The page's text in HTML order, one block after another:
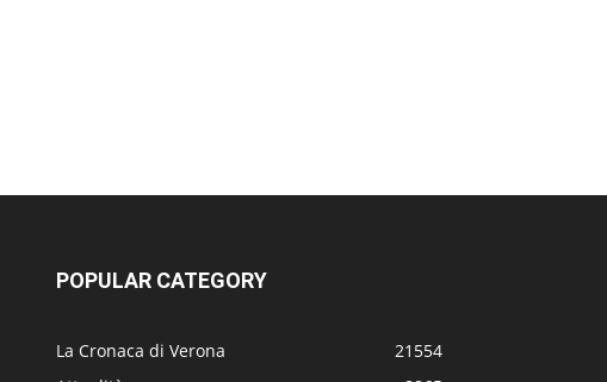
POPULAR CATEGORY
La Cronaca di Verona
21554